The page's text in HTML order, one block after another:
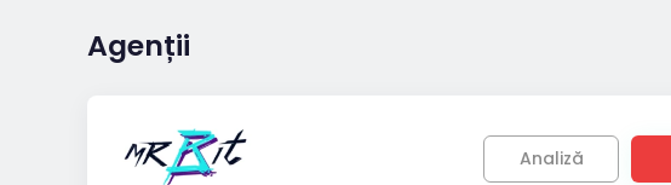
Agenții
Analiză